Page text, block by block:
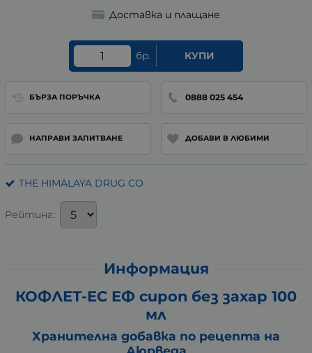
Доставка и плащане
бр. КУПИ
БЪРЗА ПОРЪЧКА 0888 025 454
НАПРАВИ ЗАПИТВАНЕ ДОБАВИ В ЛЮБИМИ
THE HIMALAYA DRUG CO
Рейтинг:
Информация
КОФЛЕТ-ЕС ЕФ сироп без захар 100
мл
Хранителна добавка по рецепта на